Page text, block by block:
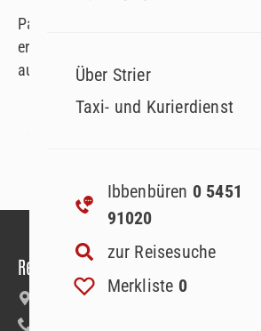
Über Strier
Taxi- und Kurierdienst
Ibbenbüren 0 5451
91020
zur Reisesuche
Merkliste 0
Passen Sie Ihre Suchparameter an,
erhalten. Oder lassen Sie sich von
auf der Startseite inspirieren!
Reiseanmeldung
Bäumerstraße 9–11 | 49477